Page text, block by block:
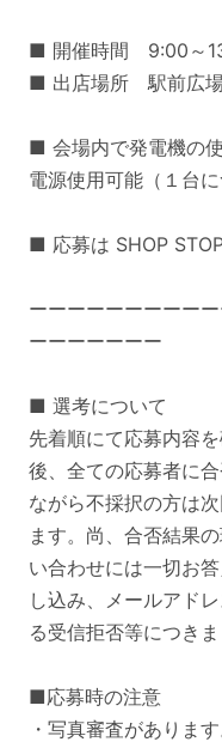
■ 開催時間 9:00～
■ 出店場所 駅前広
■ 会場内で発電機の使
電源使用可能（１台
■ 応募は SHOP
ーーーーーーーーー
ーーーーーーー
■ 選考について
先着順にて応募内容
後、全ての応募者に
ながら不採択の方は
ます。尚、合否結果
い合わせには一切お
し込み、メールアド
る受信拒否等につき
■応募時の注意
・写真審査がありま